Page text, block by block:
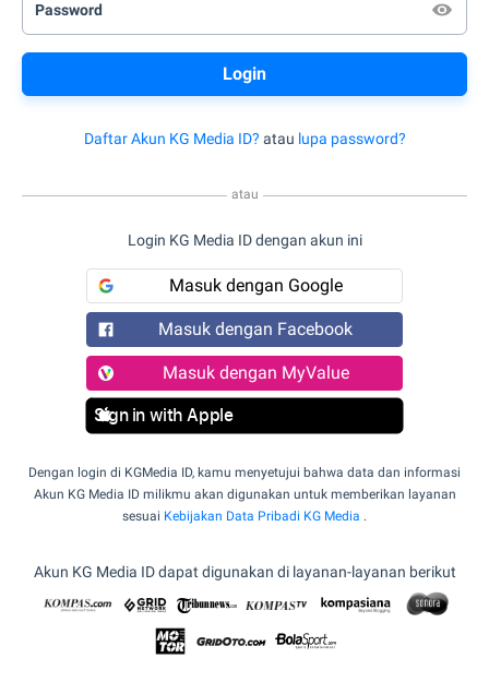
Password
Daftar Akun KG Media ID? atau lupa password?
atau
Login KG Media ID dengan akun ini
Masuk dengan Google
Masuk dengan Facebook
Masuk dengan MyValue
Sign in with Apple
Dengan login di KGMedia ID, kamu menyetujui bahwa data dan informasi
Akun KG Media ID milikmu akan digunakan untuk memberikan layanan
sesuai Kebijakan Data Pribadi KG Media .
Akun KG Media ID dapat digunakan di layanan-layanan berikut